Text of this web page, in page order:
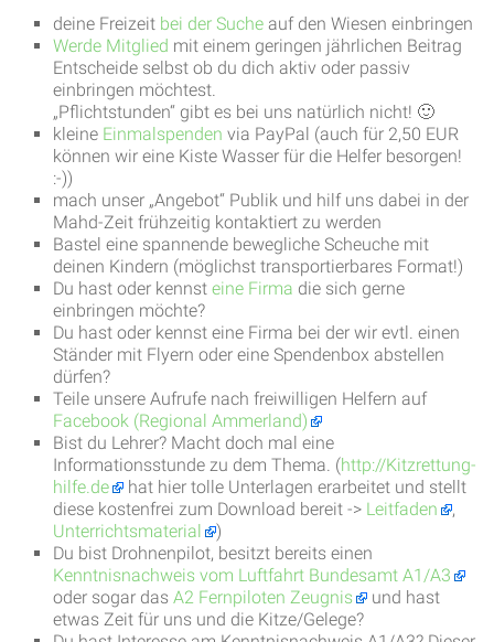
Bewegung
deine Freizeit bei der Suche auf den Wiesen einbringen
Werde Mitglied mit einem geringen jährlichen Beitrag
Entscheide selbst ob du dich aktiv oder passiv
einbringen möchtest.
„Pflichtstunden“ gibt es bei uns natürlich nicht! 🙂
kleine Einmalspenden via PayPal (auch für 2,50 EUR
können wir eine Kiste Wasser für die Helfer besorgen!
:-))
mach unser „Angebot“ Publik und hilf uns dabei in der
Mahd-Zeit frühzeitig kontaktiert zu werden
Bastel eine spannende bewegliche Scheuche mit
deinen Kindern (möglichst transportierbares Format!)
Du hast oder kennsteine Firma die sich gerne
einbringen möchte?
Du hast oder kennst eine Firma bei der wir evtl. einen
Ständer mit Flyern oder eine Spendenbox abstellen
dürfen?
Teile unsere Aufrufe nach freiwilligen Helfern auf
Facebook (Regional Ammerland)
Bist du Lehrer? Macht doch mal eine
Informationsstunde zu dem Thema. (http://Kitzrettung-
hilfe.de
hat hier tolle Unterlagen erarbeitet und stellt
diese kostenfrei zum Download bereit -> Leitfaden
,
Unterrichtsmaterial
)
Du bist Drohnenpilot, besitzt bereits einen
Kenntnisnachweis vom Luftfahrt Bundesamt A1/A3
oder sogar dasA2 Fernpiloten Zeugnis
und hast
etwas Zeit für uns und die Kitze/Gelege?